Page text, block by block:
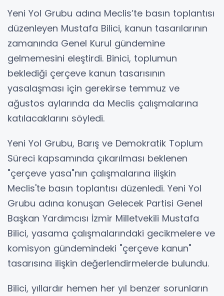
Yeni Yol Grubu adına Meclis’te basın toplantısı
düzenleyen Mustafa Bilici, kanun tasarılarının
zamanında Genel Kurul gündemine
gelmemesini eleştirdi. Binici, toplumun
beklediği çerçeve kanun tasarısının
yasalaşması için gerekirse temmuz ve
ağustos aylarında da Meclis çalışmalarına
katılacaklarını söyledi.
Yeni Yol Grubu, Barış ve Demokratik Toplum
Süreci kapsamında çıkarılması beklenen
"çerçeve yasa"nın çalışmalarına ilişkin
Meclis'te basın toplantısı düzenledi. Yeni Yol
Grubu adına konuşan Gelecek Partisi Genel
Başkan Yardımcısı İzmir Milletvekili Mustafa
Bilici, yasama çalışmalarındaki gecikmelere ve
komisyon gündemindeki "çerçeve kanun"
tasarısına ilişkin değerlendirmelerde bulundu.
Bilici, yıllardır hemen her yıl benzer sorunların